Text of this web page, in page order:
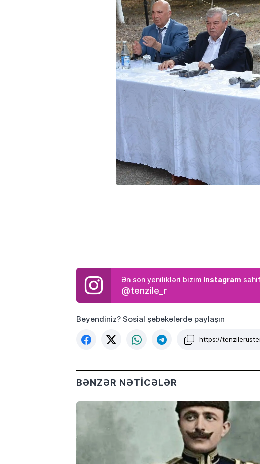
Ən son yenilikləri bizim Instagram
@tenzile_r
Bəyəndiniz? Sosial şəbəkələrdə paylaşın
https://
BƏNZƏR NƏTICƏLƏR